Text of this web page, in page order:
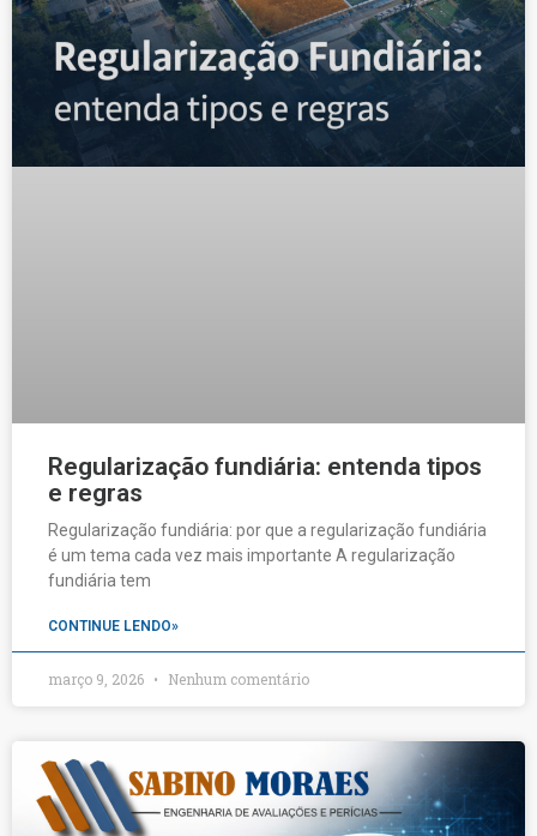
Regularização fundiária: entenda tipos
e regras
Regularização fundiária: por que a regularização fundiária
é um tema cada vez mais importante A regularização
fundiária tem
CONTINUE LENDO»
março 9, 2026 Nenhum comentário